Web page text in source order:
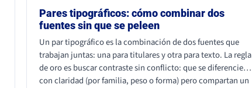
Pares tipográficos: cómo combinar dos
fuentes sin que se peleen
Un par tipográfico es la combinación de dos fuentes que
trabajan juntas: una para titulares y otra para texto. La regla
de oro es buscar contraste sin conflicto: que se diferencien
con claridad (por familia, peso o forma) pero compartan un